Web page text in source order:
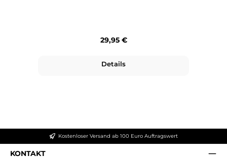
Regulärer Preis:
29,95 €
Details
Kostenloser Versand ab 100 Euro Auftragswert
KONTAKT